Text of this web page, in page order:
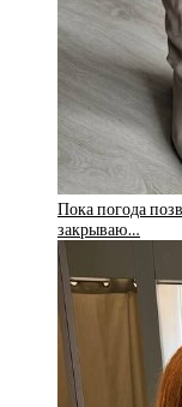
Пока погода
закрываю…